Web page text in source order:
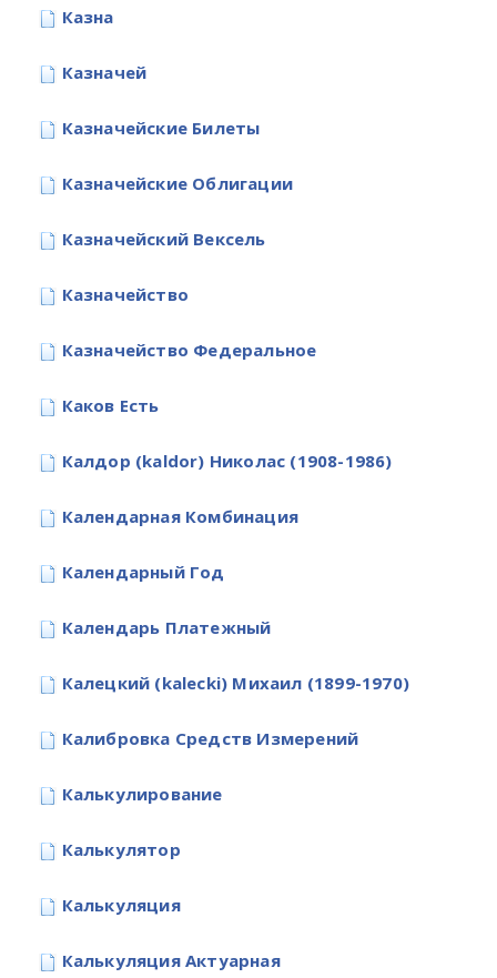
Казна
Казначей
Казначейские Билеты
Казначейские Облигации
Казначейский Вексель
Казначейство
Казначейство Федеральное
Каков Есть
Калдор (kaldor) Николас (1908-1986)
Календарная Комбинация
Календарный Год
Календарь Платежный
Калецкий (kalecki) Михаил (1899-1970)
Калибровка Средств Измерений
Калькулирование
Калькулятор
Калькуляция
Калькуляция Актуарная